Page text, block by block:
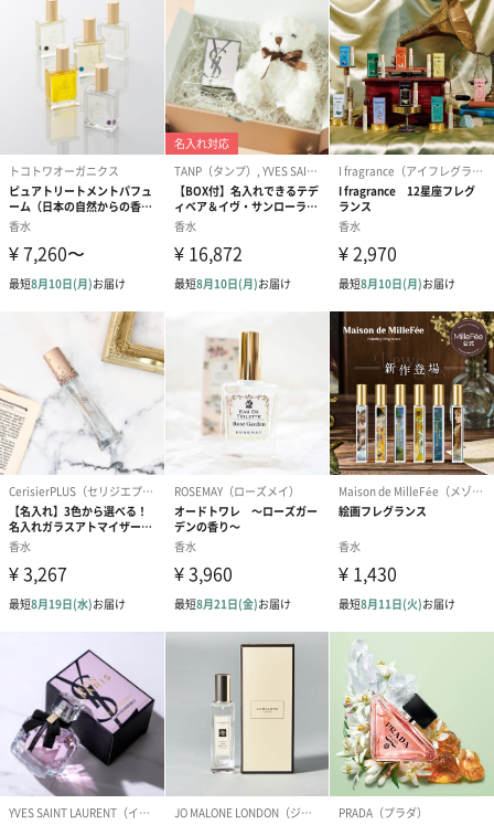
「ピンクアップル」と「レッドカラント」がもたらす、イノセン
トでいて活力を感じさせる香り。ついでミドルノートに出現する
のは、エレガントな印象の「ジャスミン」や「フリージア」。女
性らしさを際立たせる「ホワイトムスク」と「バニラオーキッ
ド」がラストに官能的な余韻をもたらす贅沢な香水です♡
コージャスな可愛らしいボトル◎
ボトルは多彩なファセットカットが施され、センシュアルに描く
曲線に沿ってブランドのロゴがあしらわれています。ネック部分
には、ブランドのシンボルでもある「メタルチェーン」をリング
状に巻きつけ、モダンなデザインに仕上げている◎
自分へのご褒美・大切な方への贈り物に♡
女性にとって香水は“目には見えないアクセサリー”のようなも
の。だからこそ「他の女性と差がつくセンス溢れるフレグランス
が欲しい」と思うのが女心です。
そんな願いを叶えてくれる《LANVIN》の香水を、大切な人にプレ
ゼントして笑顔いっぱいにしましょう◎
商品詳細情報
生産国
フランス
容量
90ml